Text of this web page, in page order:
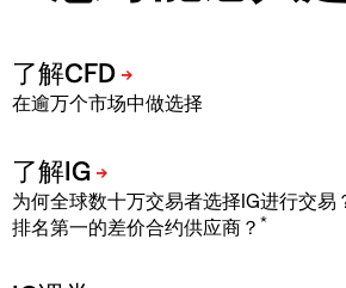
在逾万个市场中做选择
为何全球数十万交易者选择IG进行交易
排名第一的差价合约供应商？ *